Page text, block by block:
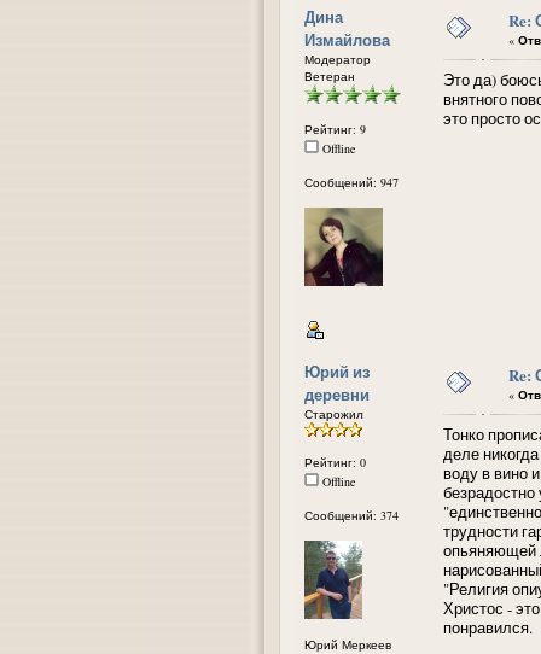
Дина
Измайлова
Модератор
Ветеран
Рейтинг: 9
Offline
Сообщений: 947
Re:
«
Это да)
внятного
это просто
Юрий из
деревни
Старожил
Рейтинг: 0
Offline
Сообщений: 374
Юрий Меркеев
Re:
«
Тонко
деле
воду в вино
трудности
опьяняющей
"Религия
Христос -
понравился.